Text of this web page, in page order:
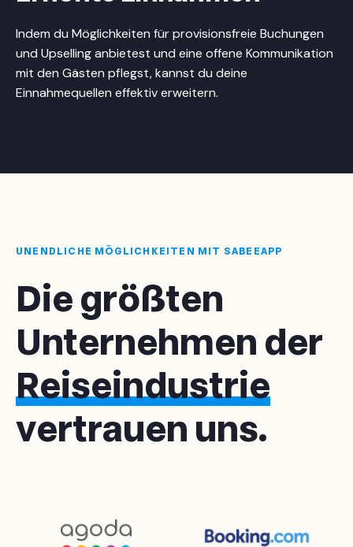
Indem du Möglichkeiten für provisionsfreie Buchungen
und Upselling anbietest und eine offene Kommunikation
mit den Gästen pflegst, kannst du deine
Einnahmequellen effektiv erweitern.
UNENDLICHE MÖGLICHKEITEN MIT SABEEAPP
Die größten
Unternehmen der
Reiseindustrie
vertrauen uns.